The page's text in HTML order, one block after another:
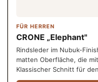
FÜR HERREN
CRONE „Elephant"
Rindsleder im Nubuk-
matten Oberfläche, die
Klassischer Schnitt für